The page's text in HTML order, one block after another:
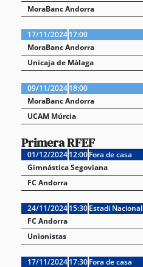
MoraBanc Andorra
17/11/202417:00
MoraBanc Andorra
Unicaja de Màlaga
09/11/202418:00
MoraBanc Andorra
UCAM Múrcia
Primera RFEF
01/12/202412:00Fora de casa
Gimnástica Segoviana
FC Andorra
24/11/202415:30Estadi Nacional
FC Andorra
Unionistas
17/11/202417:30Fora de casa